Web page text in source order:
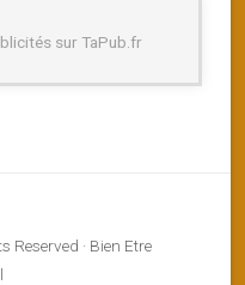
Reserved · Bien Etre